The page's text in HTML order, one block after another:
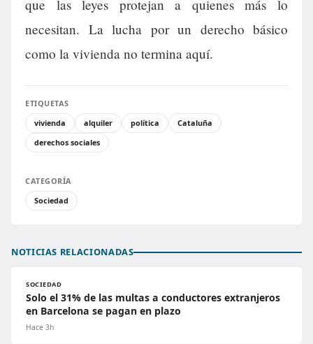
que las leyes protejan a quienes más lo
necesitan. La lucha por un derecho básico
como la vivienda no termina aquí.
ETIQUETAS
vivienda
alquiler política
Cataluña
derechos sociales
CATEGORÍA
Sociedad
NOTICIAS RELACIONADAS
SOCIEDAD
Solo el 31% de las multas a conductores extranjeros
en Barcelona se pagan en plazo
Hace 3h